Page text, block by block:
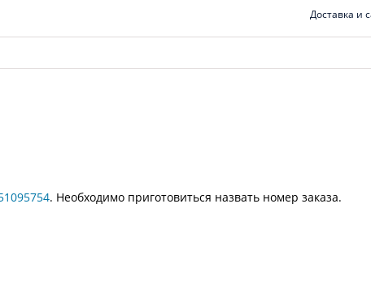
Доставка и
. Необходимо приготовиться назвать номер заказа.